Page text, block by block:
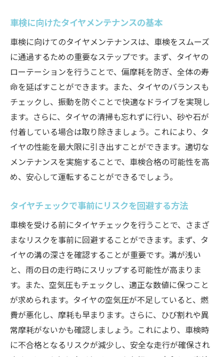
車検に備えるタイヤのひび割れや摩耗の見分け
方
車検前にタイヤのひび割れを見つける方法
摩耗とひび割れのタイヤを識別するチェッ
クポイント
タイヤのひび割れが引き起こす安全性の問
題
摩耗タイヤの交換を検討する際の判断基準
ひび割れタイヤの早期発見で車検に備える
車検に影響するタイヤの状態を正しく評価
する
安心して車検を迎えるためにタイヤの重要性を
車検前に知っておくべきタイヤの役割と重
要性
タイヤの状態が車検合格に与える影響を再
確認
タイヤの安全性がもたらす安心感の重要性
車検前にタイヤの信頼性を確認する意義
タイヤチェックで車検前の不安を解消する
方法
車検に向けたタイヤメンテナンスの基本
車検に向けてのタイヤメンテナンスは、車検をスムーズ
に通過するための重要なステップです。まず、タイヤの
ローテーションを行うことで、偏摩耗を防ぎ、全体の寿
命を延ばすことができます。また、タイヤのバランスも
チェックし、振動を防ぐことで快適なドライブを実現し
ます。さらに、タイヤの清掃も忘れずに行い、砂や石が
付着している場合は取り除きましょう。これにより、タ
イヤの性能を最大限に引き出すことができます。適切な
メンテナンスを実施することで、車検合格の可能性を高
め、安心して運転することができるでしょう。
タイヤチェックで事前にリスクを回避する方法
車検を受ける前にタイヤチェックを行うことで、さまざ
まなリスクを事前に回避することができます。まず、タ
イヤの溝の深さを確認することが重要です。溝が浅い
と、雨の日の走行時にスリップする可能性が高まりま
す。また、空気圧もチェックし、適正な数値に保つこと
が求められます。タイヤの空気圧が不足していると、燃
費が悪化し、摩耗も早まります。さらに、ひび割れや異
常摩耗がないかも確認しましょう。これにより、車検時
に不合格となるリスクが減少し、安全な走行が確保され